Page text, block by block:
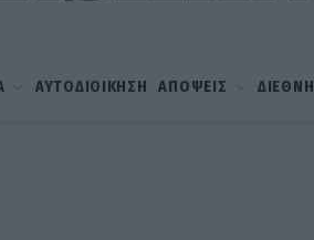
ΑΥΤΟΔΙΟΙΚΗΣΗ ΑΠΟΨΕΙΣ ΔΙΕΘΝΗ